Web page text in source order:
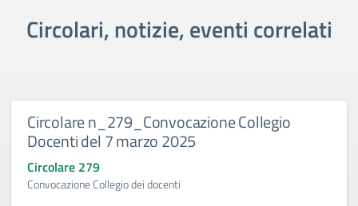
Circolari, notizie, eventi correlati
Circolare n_279_Convocazione Collegio
Docenti del 7 marzo 2025
Circolare 279
Convocazione Collegio dei docenti